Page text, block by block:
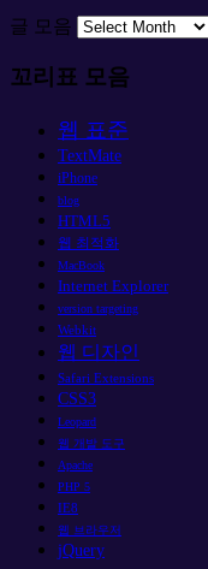
글 모음
꼬리표 모음
웹 표준
TextMate
iPhone
blog
HTML5
웹 최적화
MacBook
Internet Explorer
version targeting
Webkit
웹 디자인
Safari Extensions
CSS3
Leopard
웹 개발 도구
Apache
PHP 5
IE8
웹 브라우저
jQuery